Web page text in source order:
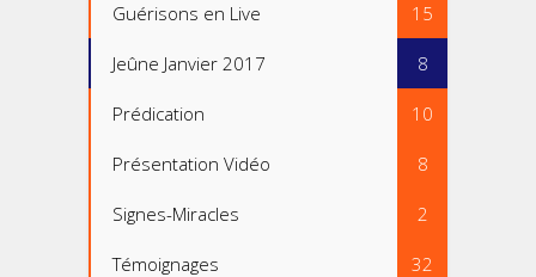
Guérisons en Live 15
Jeûne Janvier 2017 8
Prédication 10
Présentation Vidéo 8
Signes-Miracles 2
Témoignages 32